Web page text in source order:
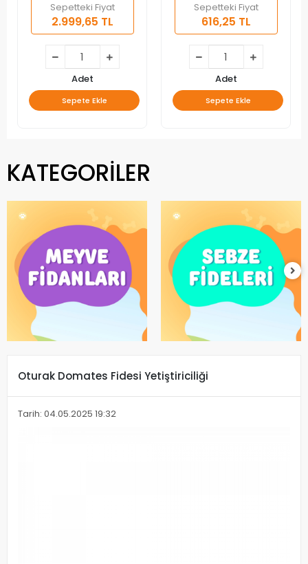
Sepetteki Fiyat
2.999,65 TL
Adet
Sepete Ekle
Sepetteki Fiyat
616,25 TL
Adet
Sepete Ekle
KATEGORİLER
Oturak Domates Fidesi Yetiştiriciliği
Tarih: 04.05.2025 19:32